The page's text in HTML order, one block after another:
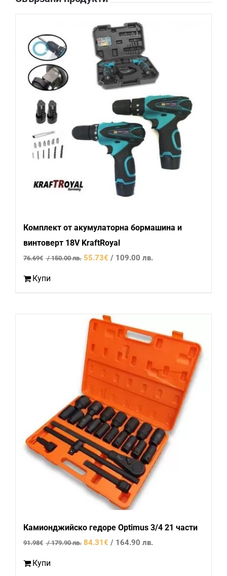
Комплект от акумулаторна бормашина и
винтоверт 18V KraftRoyal
76.69€ / 150.00 лв. Original
150.00
лв..
55.73€ / 109.00 лв.Текущата
109.00
лв..
Купи
Камионджийско гедоре Optimus 3/4 21 части
91.98€ / 179.90 лв. Original
84.31€ / 164.90 лв.Текущата
Купи